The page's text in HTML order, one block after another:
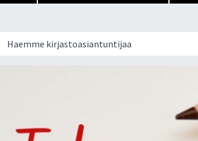
Haemme kirjastoasiantuntijaa